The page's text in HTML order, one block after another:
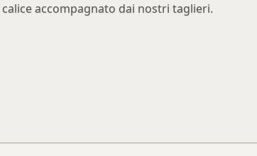
accompagnato dai nostri taglieri.